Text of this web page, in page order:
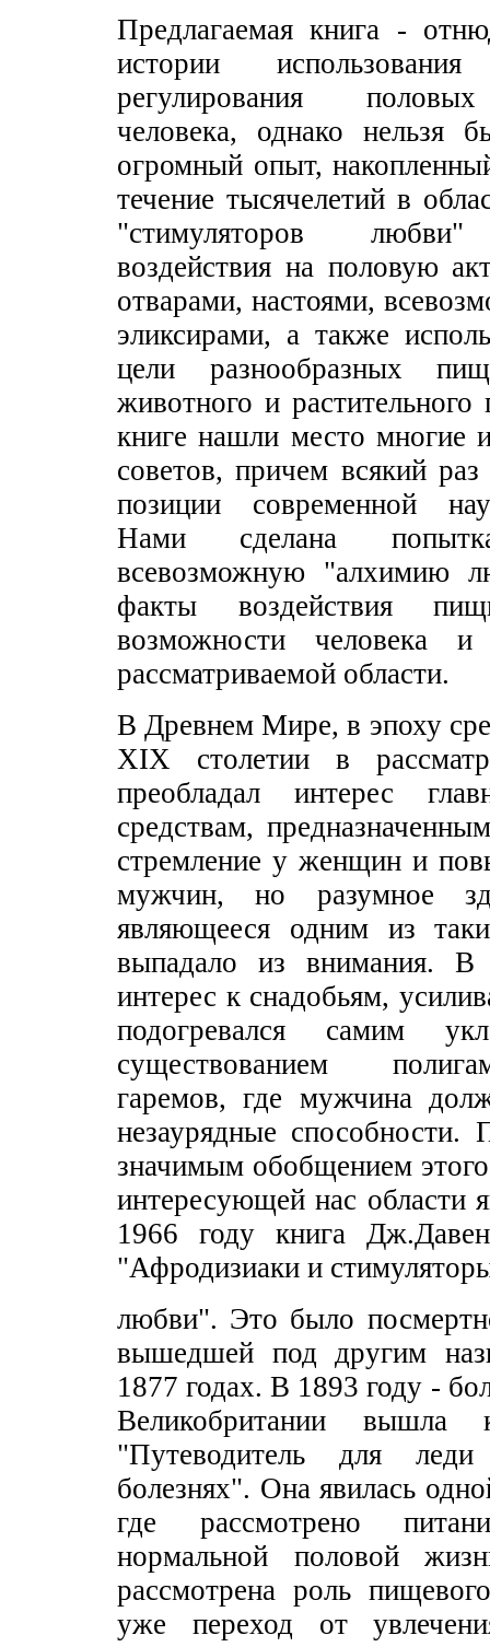
Предлагаемая книга -
истории
регулирования
человека, однако нельзя
огромный опыт,
течение тысячелетий в
"стимуляторов любви"
воздействия на половую
отварами, настоями,
эликсирами, а также
цели разнообразных
животного и
книге нашли место многие
советов, причем всякий
позиции современной
Нами сделана
всевозможную "алхимию
факты воздействия
возможности человека
рассматриваемой области.
В Древнем Мире, в эпоху
XIX столетии в
преобладал интерес
средствам,
стремление у женщин и
мужчин, но разумное
являющееся одним из
выпадало из внимания. В
интерес к снадобьям,
подогревался самим
существованием
гаремов, где мужчина
незаурядные способности.
значимым обобщением
интересующей нас области
1966 году книга
"Афродизиаки и
любви". Это было
вышедшей под другим
1877 годах. В 1893 году -
Великобритании вышла
"Путеводитель для
болезнях". Она явилась
где рассмотрено
нормальной половой
рассмотрена роль
уже переход от